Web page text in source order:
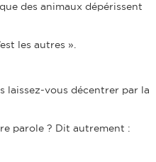
des animaux dépérissent
les autres ».
laissez-vous décentrer par la
parole ? Dit autrement :